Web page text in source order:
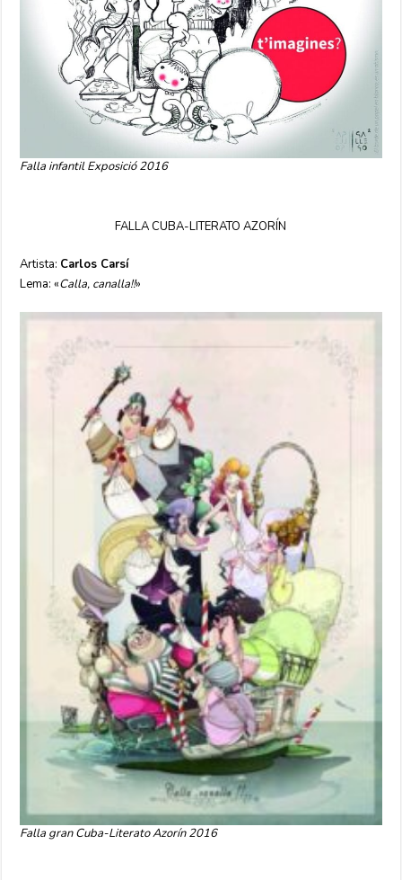
Falla infantil Exposició 2016
FALLA CUBA-LITERATO AZORÍN
Artista: Carlos Carsí
Lema: «Calla, canalla!!»
Falla gran Cuba-Literato Azorín 2016